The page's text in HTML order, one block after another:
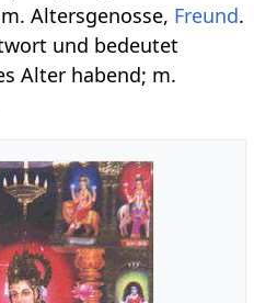
Altersgenosse, Freund.
und bedeutet
Alter habend; m.